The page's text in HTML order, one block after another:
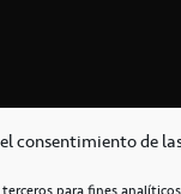
consentimiento de